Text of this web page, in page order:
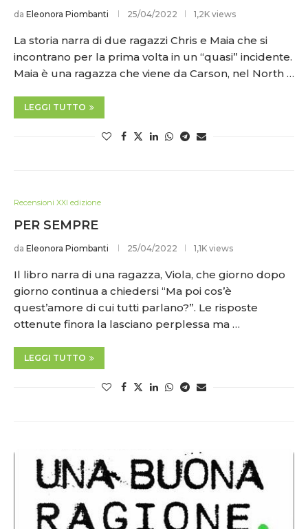
da Eleonora Piombanti 25/04/2022 1,2K views
La storia narra di due ragazzi Chris e Maia che si
incontrano per la prima volta in un “quasi” incidente.
Maia è una ragazza che viene da Carson, nel North …
LEGGI TUTTO
Recensioni XXI edizione
PER SEMPRE
da Eleonora Piombanti 25/04/2022 1,1K views
Il libro narra di una ragazza, Viola, che giorno dopo
giorno continua a chiedersi “Ma poi cos’è
quest’amore di cui tutti parlano?”. Le risposte
ottenute finora la lasciano perplessa ma …
LEGGI TUTTO